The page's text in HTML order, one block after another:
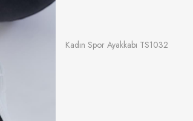
Kadın Spor Ayakkabı TS1032